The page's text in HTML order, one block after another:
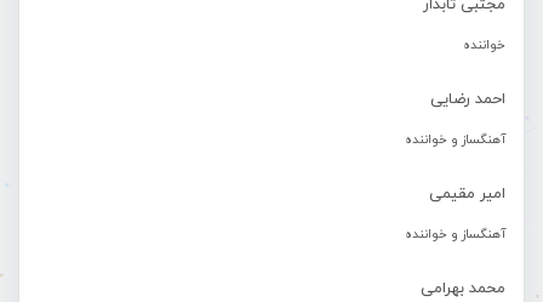
مجتبی تابدار
خواننده
احمد رضایی
آهنگساز و خواننده
امیر مقیمی
آهنگساز و خواننده
محمد بهرامی